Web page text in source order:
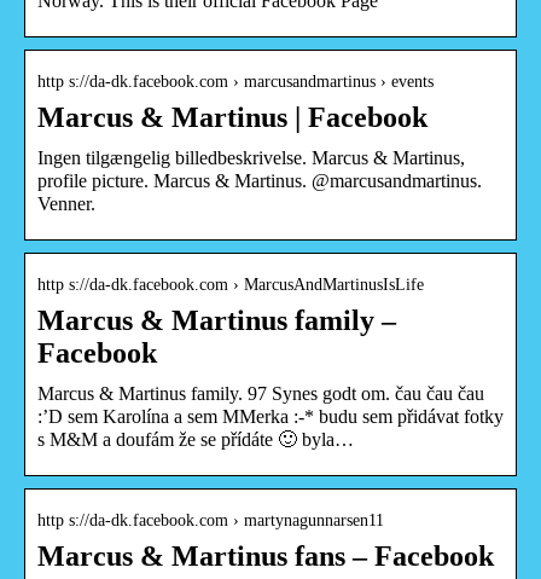
http s://da-dk.facebook.com › marcusandmartinus › events
Marcus & Martinus | Facebook
Ingen tilgængelig billedbeskrivelse. Marcus & Martinus,
profile picture. Marcus & Martinus. @marcusandmartinus.
Venner.
http s://da-dk.facebook.com › MarcusAndMartinusIsLife
Marcus & Martinus family –
Facebook
Marcus & Martinus family. 97 Synes godt om. čau čau čau
:’D sem Karolína a sem MMerka :-* budu sem přidávat fotky
s M&M a doufám že se přídáte 🙂 byla…
http s://da-dk.facebook.com › martynagunnarsen11
Marcus & Martinus fans – Facebook